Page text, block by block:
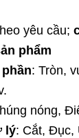
yêu cầu;
phẩm
: Tròn,
nóng,
lý: Cắt, Đục,